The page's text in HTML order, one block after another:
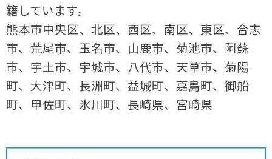
籍しています。
熊本市中央区、北区、西区、南区、東区、合志
市、荒尾市、玉名市、山鹿市、菊池市、阿蘇
市、宇土市、宇城市、八代市、天草市、菊陽
町、大津町、長洲町、益城町、嘉島町、御船
町、甲佐町、氷川町、長崎県、宮崎県